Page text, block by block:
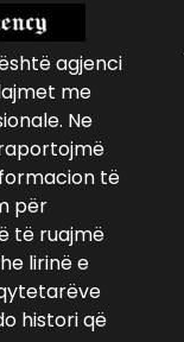
agjenci
me
Ne
të
për
të ruajmë
lirinë e
histori që